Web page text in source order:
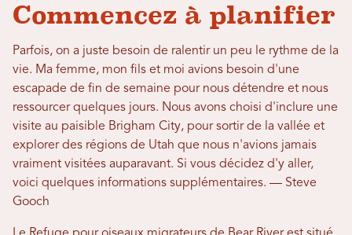
Commencez à planifier
Parfois, on a juste besoin de ralentir un peu le rythme de la
vie. Ma femme, mon fils et moi avions besoin d'une
escapade de fin de semaine pour nous détendre et nous
ressourcer quelques jours. Nous avons choisi d'inclure une
visite au paisible Brigham City, pour sortir de la vallée et
explorer des régions de Utah que nous n'avions jamais
vraiment visitées auparavant. Si vous décidez d'y aller,
voici quelques informations supplémentaires. — Steve
Gooch